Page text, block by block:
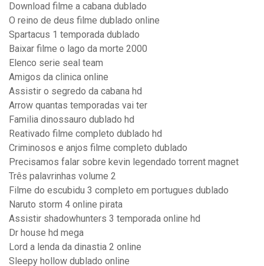
Download filme a cabana dublado
O reino de deus filme dublado online
Spartacus 1 temporada dublado
Baixar filme o lago da morte 2000
Elenco serie seal team
Amigos da clinica online
Assistir o segredo da cabana hd
Arrow quantas temporadas vai ter
Familia dinossauro dublado hd
Reativado filme completo dublado hd
Criminosos e anjos filme completo dublado
Precisamos falar sobre kevin legendado torrent magnet
Três palavrinhas volume 2
Filme do escubidu 3 completo em portugues dublado
Naruto storm 4 online pirata
Assistir shadowhunters 3 temporada online hd
Dr house hd mega
Lord a lenda da dinastia 2 online
Sleepy hollow dublado online